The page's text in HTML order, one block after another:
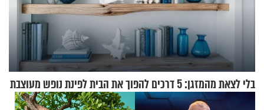
בלי לצאת מהמזגן: 5 דרכים להפוך את הבית לפינת נופש מעוצבת